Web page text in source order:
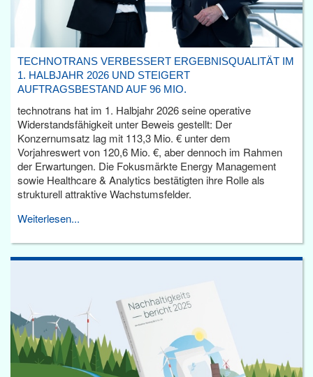
TECHNOTRANS VERBESSERT ERGEBNISQUALITÄT IM
1. HALBJAHR 2026 UND STEIGERT
AUFTRAGSBESTAND AUF 96 MIO.
technotrans hat im 1. Halbjahr 2026 seine operative
Widerstandsfähigkeit unter Beweis gestellt: Der
Konzernumsatz lag mit 113,3 Mio. € unter dem
Vorjahreswert von 120,6 Mio. €, aber dennoch im Rahmen
der Erwartungen. Die Fokusmärkte Energy Management
sowie Healthcare & Analytics bestätigten ihre Rolle als
strukturell attraktive Wachstumsfelder.
Weiterlesen...